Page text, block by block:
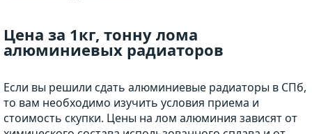
Цена за 1кг, тонну лома
алюминиевых радиаторов
Если вы решили сдать алюминиевые радиаторы в СПб,
то вам необходимо изучить условия приема и
стоимость скупки. Цены на лом алюминия зависят от